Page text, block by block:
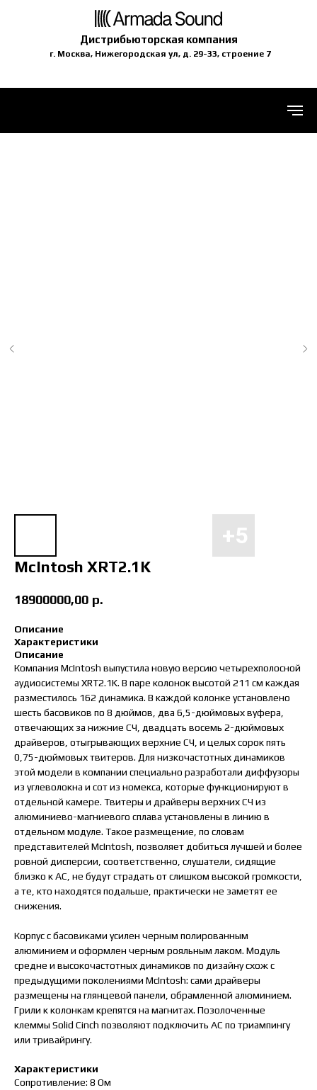
Дистрибьюторская компания
г. Москва, Нижегородская ул, д. 29-33, строение 7
McIntosh XRT2.1K
18900000,00 р.
Описание
Характеристики
Описание
Компания McIntosh выпустила новую версию четырехполосной
аудиосистемы XRT2.1K. В паре колонок высотой 211 см каждая
разместилось 162 динамика. В каждой колонке установлено
шесть басовиков по 8 дюймов, два 6,5-дюймовых вуфера,
отвечающих за нижние СЧ, двадцать восемь 2-дюймовых
драйверов, отыгрывающих верхние СЧ, и целых сорок пять
0,75-дюймовых твитеров. Для низкочастотных динамиков
этой модели в компании специально разработали диффузоры
из углеволокна и сот из номекса, которые функционируют в
отдельной камере. Твитеры и драйверы верхних СЧ из
алюминиево-магниевого сплава установлены в линию в
отдельном модуле. Такое размещение, по словам
представителей McIntosh, позволяет добиться лучшей и более
ровной дисперсии, соответственно, слушатели, сидящие
близко к АС, не будут страдать от слишком высокой громкости,
а те, кто находятся подальше, практически не заметят ее
снижения.
Корпус с басовиками усилен черным полированным
алюминием и оформлен черным рояльным лаком. Модуль
средне и высокочастотных динамиков по дизайну схож с
предыдущими поколениями McIntosh: сами драйверы
размещены на глянцевой панели, обрамленной алюминием.
Грили к колонкам крепятся на магнитах. Позолоченные
клеммы Solid Cinch позволяют подключить АС по триампингу
или тривайрингу.
Характеристики
Сопротивление: 8 Ом